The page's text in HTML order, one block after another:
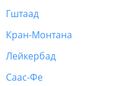
Гштаад
Кран-Монтана
Лейкербад
Саас-Фе